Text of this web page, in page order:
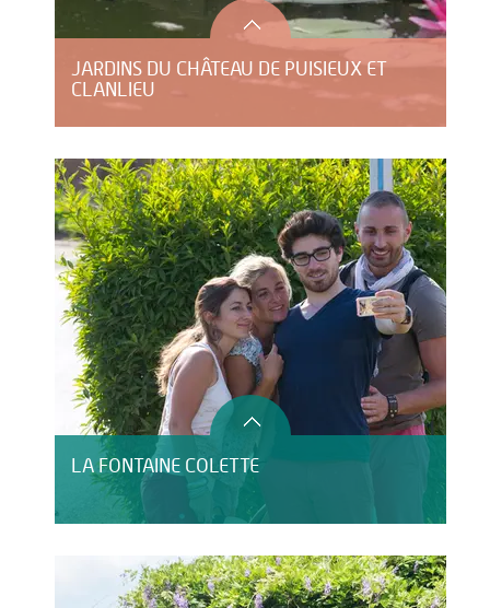
JARDINS DU CHÂTEAU DE PUISIEUX ET
CLANLIEU
LA FONTAINE COLETTE